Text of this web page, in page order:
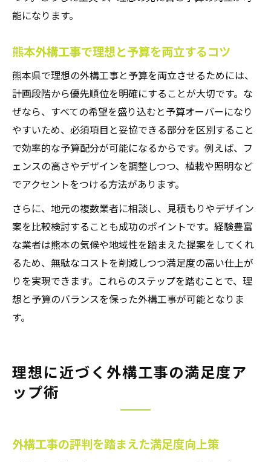
能になります。
熊本外構工事で理想と予算を両立するコツ
熊本県で理想の外構工事と予算を両立させるためには、
計画段階から優先順位を明確にすることが大切です。な
ぜなら、すべての希望を盛り込むと予算オーバーになり
やすいため、必須項目と妥協できる部分を区別すること
で効率的な予算配分が可能になるからです。例えば、フ
ェンスの高さやデザインを調整しつつ、植栽や照明など
でアクセントをつける方法があります。
さらに、地元の複数業者に相談し、見積もりやデザイン
案を比較検討することも成功のポイントです。経験豊富
な業者は熊本の気候や地域性を踏まえた提案をしてくれ
るため、無駄なコストを削減しつつ満足度の高い仕上が
りを実現できます。これらのステップを踏むことで、理
想と予算のバランスを保った外構工事が可能となりま
す。
理想に近づく外構工事の満足度ア
ップ術
外構工事の評判を踏まえた満足度向上策